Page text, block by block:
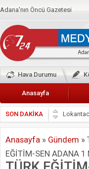
Adana'nın Öncü Gazetesi
Hava Durumu
Anasayfa
SON DAKİKA
Hak-İş
HDP İL
CEYHAN
Anasayfa » Gündem »
EĞİTİM-SEN ADANA 1